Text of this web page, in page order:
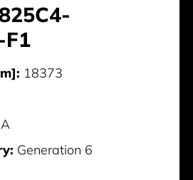
F1
18373
Generation 6